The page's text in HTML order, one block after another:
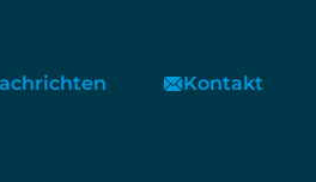
Kontakt